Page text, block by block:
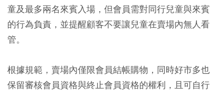
童及最多兩名來賓入場，但會員需對同行兒童與來賓
的行為負責，並提醒顧客不要讓兒童在賣場內無人看
管。
根據規範，賣場內僅限會員結帳購物，同時好市多也
保留審核會員資格與終止會員資格的權利，且可自行